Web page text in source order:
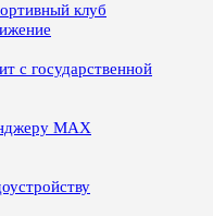
клуб
с государственной
MAX